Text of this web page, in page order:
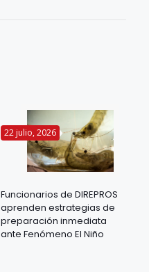
22 julio, 2026
Funcionarios de DIREPROS
aprenden estrategias de
preparación inmediata
ante Fenómeno El Niño